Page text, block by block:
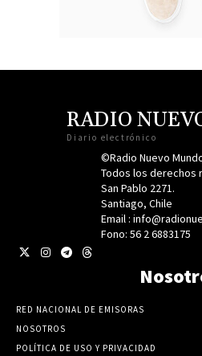
RADIO
Diario electrónico
©Radio Nuevo
Todos los derechos
San Pablo 2271.
Santiago, Chile
Email :
Fono: 56 2 6883175
RED NACIONAL DE EMISORAS
NOSOTROS
POLÍTICA DE USO Y PRIVACIDAD